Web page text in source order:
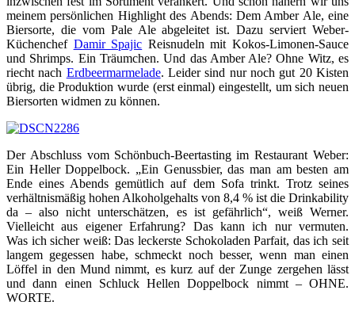
meinem persönlichen Highlight des Abends: Dem Amber Ale, eine
Biersorte, die vom Pale Ale abgeleitet ist. Dazu serviert Weber-
Küchenchef Damir Spajic Reisnudeln mit Kokos-Limonen-Sauce
und Shrimps. Ein Träumchen. Und das Amber Ale? Ohne Witz, es
riecht nach Erdbeermarmelade. Leider sind nur noch gut 20 Kisten
übrig, die Produktion wurde (erst einmal) eingestellt, um sich neuen
Biersorten widmen zu können.
Der Abschluss vom Schönbuch-Beertasting im Restaurant Weber:
Ein Heller Doppelbock. „Ein Genussbier, das man am besten am
Ende eines Abends gemütlich auf dem Sofa trinkt. Trotz seines
verhältnismäßig hohen Alkoholgehalts von 8,4 % ist die Drinkability
da – also nicht unterschätzen, es ist gefährlich“, weiß Werner.
Vielleicht aus eigener Erfahrung? Das kann ich nur vermuten.
Was ich sicher weiß: Das leckerste Schokoladen Parfait, das ich seit
langem gegessen habe, schmeckt noch besser, wenn man einen
Löffel in den Mund nimmt, es kurz auf der Zunge zergehen lässt
und dann einen Schluck Hellen Doppelbock nimmt – OHNE.
WORTE.